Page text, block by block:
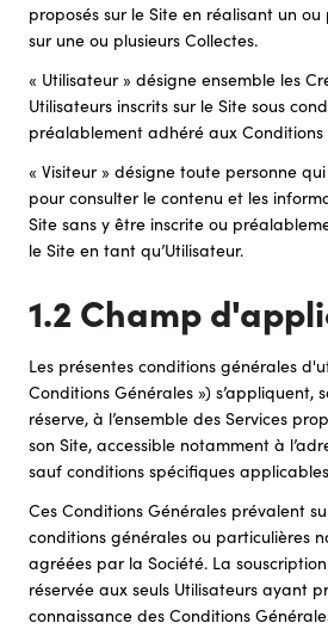
proposés sur le Site en réalisant un
sur une ou plusieurs Collectes.
« Utilisateur » désigne ensemble les
Utilisateurs inscrits sur le Site sous
préalablement adhéré aux Conditions
« Visiteur » désigne toute personne
pour consulter le contenu et les
Site sans y être inscrite ou
le Site en tant qu’Utilisateur.
1.2 Champ
Les présentes conditions générales
Conditions Générales ») s’appliquent,
réserve, à l’ensemble des Services
son Site, accessible notamment à
sauf conditions spécifiques
Ces Conditions Générales prévalent
conditions générales ou particulières
agréées par la Société. La
réservée aux seuls Utilisateurs ayant
connaissance des Conditions